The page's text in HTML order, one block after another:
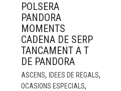
POLSERA
PANDORA
MOMENTS
CADENA DE SERP
TANCAMENT A T
DE PANDORA
ASCENS, IDEES DE REGALS,
OCASIONS ESPECIALS,